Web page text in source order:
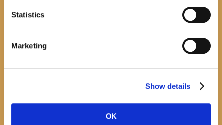
Statistics
Marketing
Show details
OK